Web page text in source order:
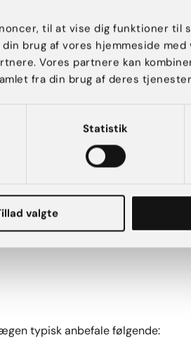
til at vise dig funktioner til
brug af vores hjemmeside
Vores partnere kan
fra din brug af deres
Statistik
valgte
silikoneimplantater, kan være
typisk anbefale følgende:​